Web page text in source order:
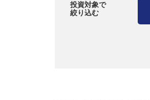
投資対象で
絞り込む